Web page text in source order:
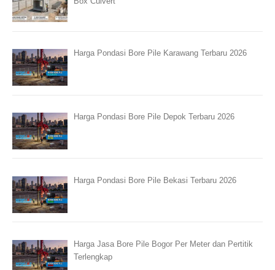
Harga Pondasi Bore Pile Karawang Terbaru 2026
Harga Pondasi Bore Pile Depok Terbaru 2026
Harga Pondasi Bore Pile Bekasi Terbaru 2026
Harga Jasa Bore Pile Bogor Per Meter dan Pertitik
Terlengkap